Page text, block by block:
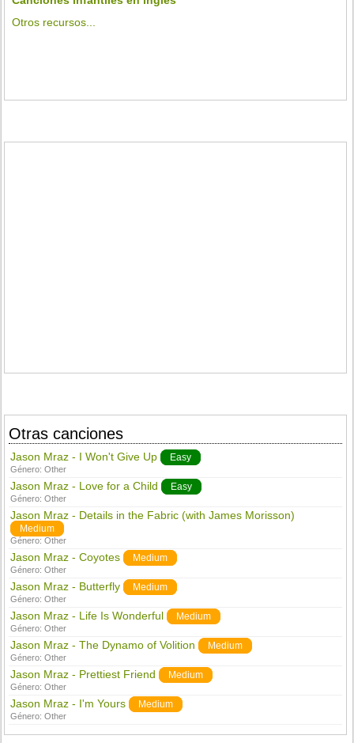
Otros recursos...
Otras canciones
Jason Mraz - I Won't Give Up Easy
Género:Other
Jason Mraz - Love for a Child Easy
Género:Other
Jason Mraz - Details in the Fabric (with James Morisson)
Medium
Género:Other
Jason Mraz - Coyotes Medium
Género:Other
Jason Mraz - Butterfly Medium
Género:Other
Jason Mraz - Life Is Wonderful Medium
Género:Other
Jason Mraz - The Dynamo of Volition Medium
Género:Other
Jason Mraz - Prettiest Friend Medium
Género:Other
Jason Mraz - I'm Yours Medium
Género:Other